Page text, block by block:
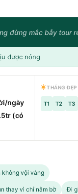
đừng mắc bẫy tour
được nóng
ngày
(có
THÁNG ĐẸP
T1 T2 T3
không vội vàng
thay vì chỉ nằm bờ Đi